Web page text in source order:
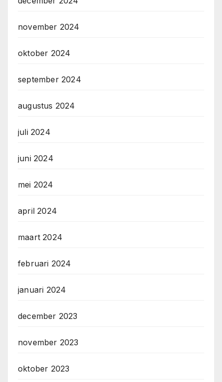
november 2024
oktober 2024
september 2024
augustus 2024
juli 2024
juni 2024
mei 2024
april 2024
maart 2024
februari 2024
januari 2024
december 2023
november 2023
oktober 2023